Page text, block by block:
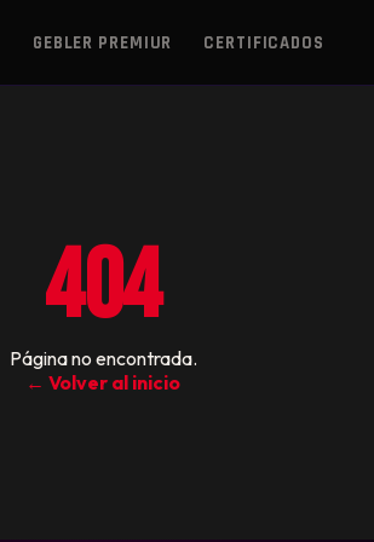
GEBLER PREMIUR CERTIFICADOS
404
Página no encontrada.
← Volver al inicio